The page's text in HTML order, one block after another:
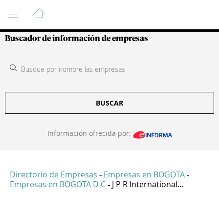
Guía de Empresas Colombianas
Buscador de información de empresas
BUSCAR
Información ofrecida por:
Directorio de Empresas - Empresas en BOGOTA -
Empresas en BOGOTA D C - J P R International...